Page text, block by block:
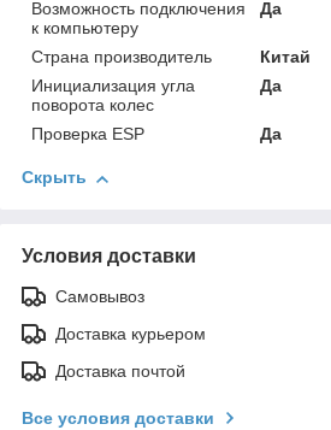
Возможность подключения
к компьютеру
Да
Страна производитель
Китай
Инициализация угла
поворота колес
Да
Проверка ESP Да
Скрыть
Условия доставки
Самовывоз
Доставка курьером
Доставка почтой
Все условия доставки